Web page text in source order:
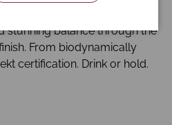
stunning balance through the
From biodynamically
certification. Drink or hold.